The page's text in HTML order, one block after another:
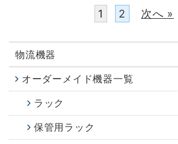
1 2 次へ »
物流機器
オーダーメイド機器一覧
ラック
保管用ラック